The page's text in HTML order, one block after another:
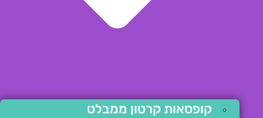
קופסאות קרטון ממבלט